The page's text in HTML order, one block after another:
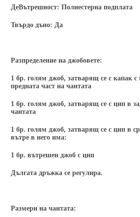
ДеВътрешност:Полиестерна подплата
Твърдо дъно: Да
Разпределение на джобовете:
1 бр. голям джоб, затварящ се с капак с
предната част на чантата
1 бр. голям джоб, затварящ се с цип в
чантата
1 бр. голям джоб, затварящ се с цип в
вътре в него има:
1 бр. вътрешен джоб с цип
Дългата дръжка се регулира.
Размери на чантата: